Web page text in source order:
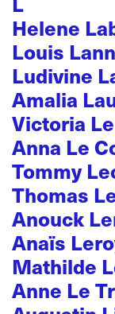
Helene
Louis
Ludivine
Amalia
Victoria
Anna Le
Tommy
Thomas
Anouck
Anaïs
Mathilde
Anne Le